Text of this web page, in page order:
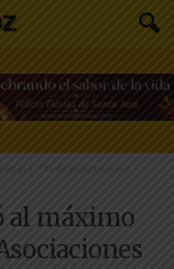
el 6º Día de las Asociaciones
al máximo